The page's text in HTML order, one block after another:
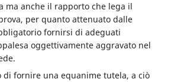
ma anche il rapporto che lega il
per quanto attenuato dalle
fornirsi di adeguati
oggettivamente aggravato nel
fornire una equanime tutela, a ciò